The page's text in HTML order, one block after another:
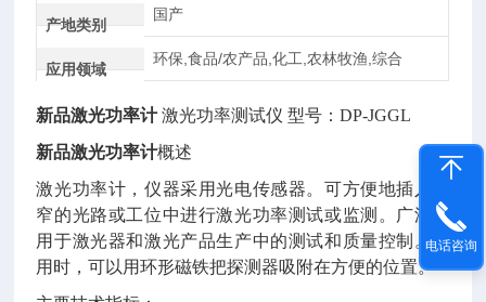
产地类别
国产
应用领域
环保,食品/农产品,化工,农林牧渔,综合
新品激光功率计 激光功率测试仪 型号：DP-JGGL
新品激光功率计概述
激光功率计，仪器采用光电传感器。可方便地插入狭
窄的光路或工位中进行激光功率测试或监测。广泛应
用于激光器和激光产品生产中的测试和质量控制。使
用时，可以用环形磁铁把探测器吸附在方便的位置。
电话咨询